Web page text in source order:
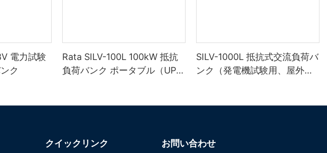
電力試験
ク
Rata SILV-100L 100kW 抵抗
負荷バンク ポータブル（UPS
SILV-1000L 抵抗式交流負荷バ
ンク（発電機試験用、屋外設
クイックリンク お問い合わせ